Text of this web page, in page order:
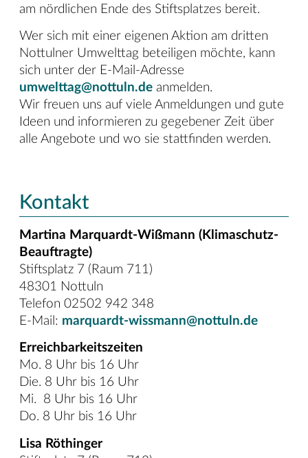
am nördlichen Ende des Stiftsplatzes bereit.
Wer sich mit einer eigenen Aktion am dritten
Nottulner Umwelttag beteiligen möchte, kann
sich unter der E-Mail-Adresse
umwelttag@nottuln.deanmelden.
Wir freuen uns auf viele Anmeldungen und gute
Ideen und informieren zu gegebener Zeit über
alle Angebote und wo sie stattfinden werden.
Kontakt
Martina Marquardt-Wißmann (Klimaschutz-
Beauftragte)
Stiftsplatz 7 (Raum 711)
48301 Nottuln
Telefon 02502 942 348
E-Mail: marquardt-wissmann@nottuln.de
Erreichbarkeitszeiten
Mo. 8 Uhr bis 16 Uhr
Die. 8 Uhr bis 16 Uhr
Mi. 8 Uhr bis 16 Uhr
Do. 8 Uhr bis 16 Uhr
Lisa Röthinger